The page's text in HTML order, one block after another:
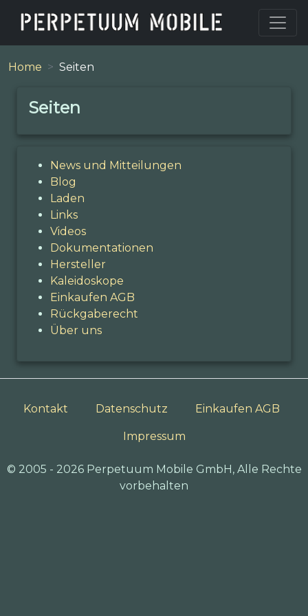
Home Seiten
Seiten
News und Mitteilungen
Blog
Laden
Links
Videos
Dokumentationen
Hersteller
Kaleidoskope
Einkaufen AGB
Rückgaberecht
Über uns
Kontakt Datenschutz Einkaufen AGB
Impressum
© 2005 - 2026 Perpetuum Mobile GmbH, Alle Rechte
vorbehalten